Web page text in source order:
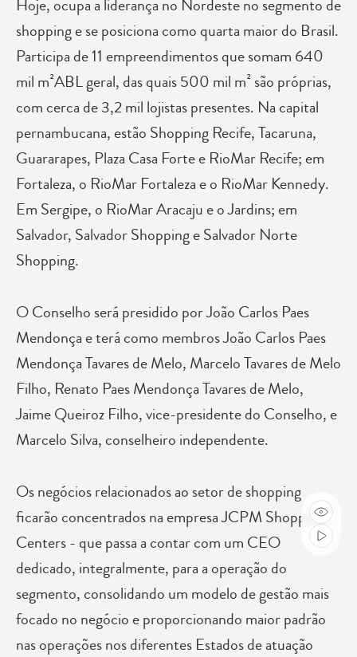
Hoje, ocupa a liderança no Nordeste no segmento de
shopping e se posiciona como quarta maior do Brasil.
Participa de 11 empreendimentos que somam 640
mil m²ABL geral, das quais 500 mil m² são próprias,
com cerca de 3,2 mil lojistas presentes. Na capital
pernambucana, estão Shopping Recife, Tacaruna,
Guararapes, Plaza Casa Forte e RioMar Recife; em
Fortaleza, o RioMar Fortaleza e o RioMar Kennedy.
Em Sergipe, o RioMar Aracaju e o Jardins; em
Salvador, Salvador Shopping e Salvador Norte
Shopping.
O Conselho será presidido por João Carlos Paes
Mendonça e terá como membros João Carlos Paes
Mendonça Tavares de Melo, Marcelo Tavares de Melo
Filho, Renato Paes Mendonça Tavares de Melo,
Jaime Queiroz Filho, vice-presidente do Conselho, e
Marcelo Silva, conselheiro independente.
Os negócios relacionados ao setor de shopping
ficarão concentrados na empresa JCPM Shopping
Centers - que passa a contar com um CEO
dedicado, integralmente, para a operação do
segmento, consolidando um modelo de gestão mais
focado no negócio e proporcionando maior padrão
nas operações nos diferentes Estados de atuação